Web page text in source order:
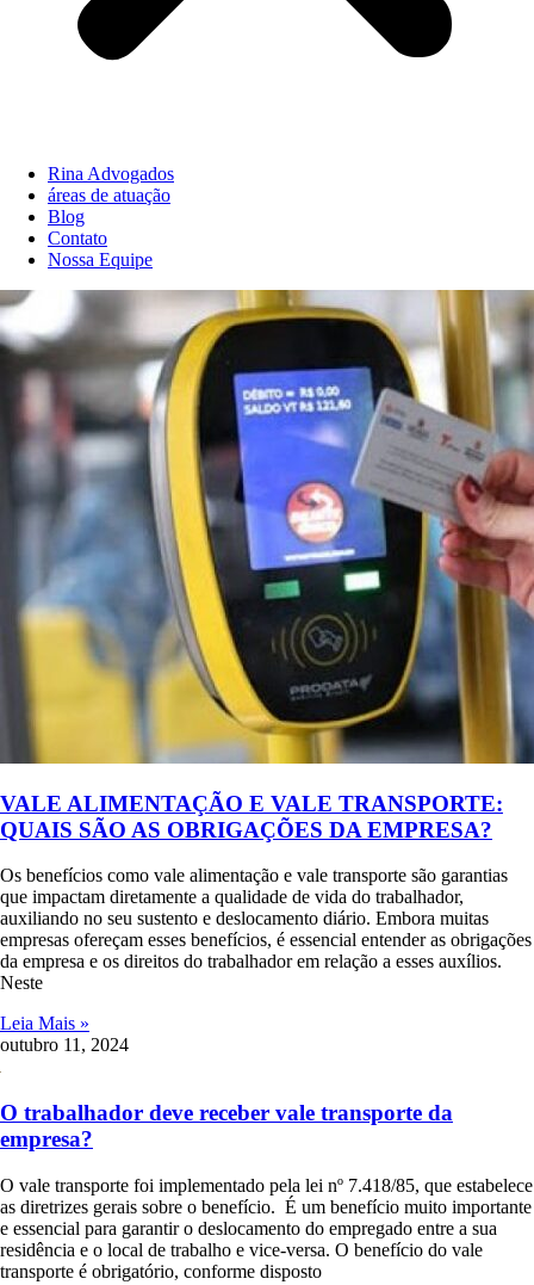
Rina Advogados
áreas de atuação
Blog
Contato
Nossa Equipe
VALE ALIMENTAÇÃO E VALE TRANSPORTE:
QUAIS SÃO AS OBRIGAÇÕES DA EMPRESA?
Os benefícios como vale alimentação e vale transporte são garantias
que impactam diretamente a qualidade de vida do trabalhador,
auxiliando no seu sustento e deslocamento diário. Embora muitas
empresas ofereçam esses benefícios, é essencial entender as obrigações
da empresa e os direitos do trabalhador em relação a esses auxílios.
Neste
Leia Mais »
outubro 11, 2024
O trabalhador deve receber vale transporte da
empresa?
O vale transporte foi implementado pela lei nº 7.418/85, que estabelece
as diretrizes gerais sobre o benefício. É um benefício muito importante
e essencial para garantir o deslocamento do empregado entre a sua
residência e o local de trabalho e vice-versa. O benefício do vale
transporte é obrigatório, conforme disposto